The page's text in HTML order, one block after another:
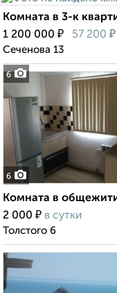
6
Комната в 3-к
1 200 000 ₽ 57 200 ₽
Сеченова 13
6
Комната в
2 000 ₽ в сутки
Толстого 6